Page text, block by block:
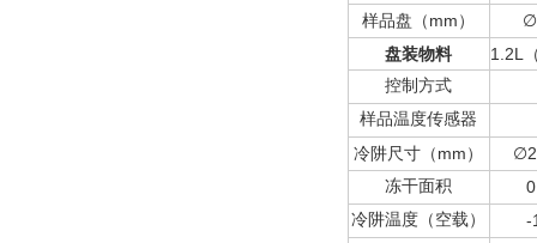
样品盘（ mm ） ∅
盘装物料 1.2L
控制方式
样品温度传感器
冷阱尺寸（ mm ） ∅
冻干面积
冷阱温度（空载） -